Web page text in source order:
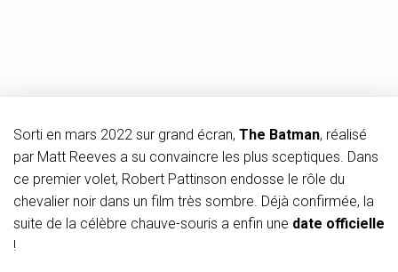
N
A
G
A
Sorti en mars 2022 sur grand écran, The Batman, réalisé
par Matt Reeves a su convaincre les plus sceptiques. Dans
ce premier volet, Robert Pattinson endosse le rôle du
chevalier noir dans un film très sombre. Déjà confirmée, la
suite de la célèbre chauve-souris a enfin une date officielle
!